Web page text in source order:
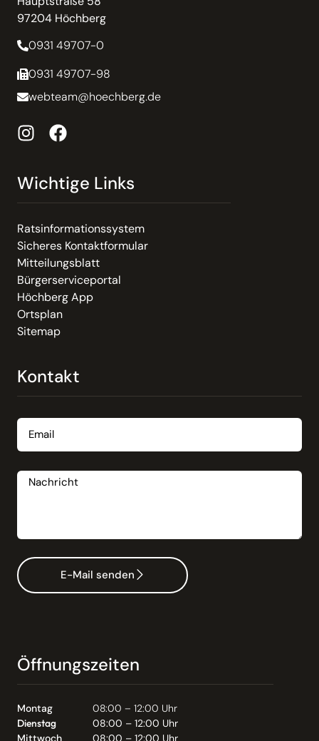
97204 Höchberg
0931 49707-0
0931 49707-98
webteam@hoechberg.de
Wichtige Links
Ratsinformationssystem
Sicheres Kontaktformular
Mitteilungsblatt
Bürgerserviceportal
Höchberg App
Ortsplan
Sitemap
Kontakt
E-Mail senden
Öffnungszeiten
Montag
08:00 – 12:00 Uhr
Dienstag
08:00 – 12:00 Uhr
Mittwoch
08:00 – 12:00 Uhr